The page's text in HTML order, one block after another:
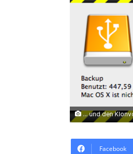
... und den
Facebook